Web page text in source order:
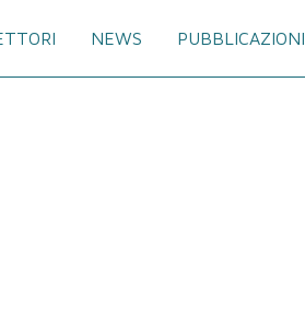
NEWS PUBBLICAZIONI